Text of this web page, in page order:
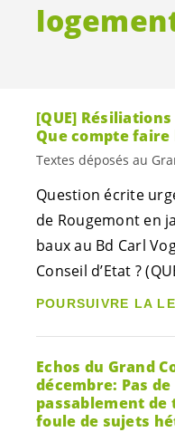
[QUE]
Que compte faire
Textes déposés au
Question écrite
de Rougemont en
baux au Bd Carl
Conseil d’Etat ?
POURSUIVRE LA
Echos du Grand
décembre: Pas
passablement
foule de sujets